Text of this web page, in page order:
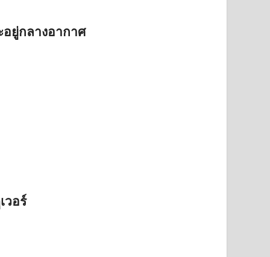
อยู่กลางอากาศ
วอร์